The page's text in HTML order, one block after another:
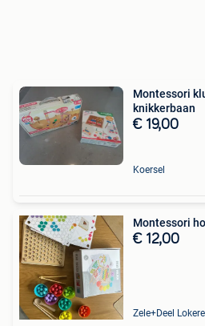
Montessori
knikkerbaan
€ 19,00
Koersel
Montessori
€ 12,00
Zele+Deel